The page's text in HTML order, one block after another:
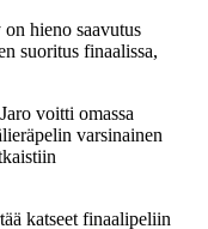
hieno saavutus
suoritus finaalissa,
voitti omassa
varsinainen
katseet finaalipeliin